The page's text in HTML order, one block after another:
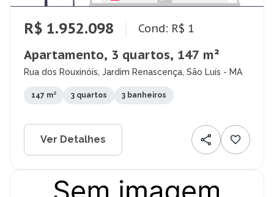
R$ 1.952.098 Cond: R$ 1
Apartamento, 3 quartos, 147 m²
Rua dos Rouxinóis, Jardim Renascença, São Luís - MA
147 m² 3 quartos 3 banheiros
Ver Detalhes